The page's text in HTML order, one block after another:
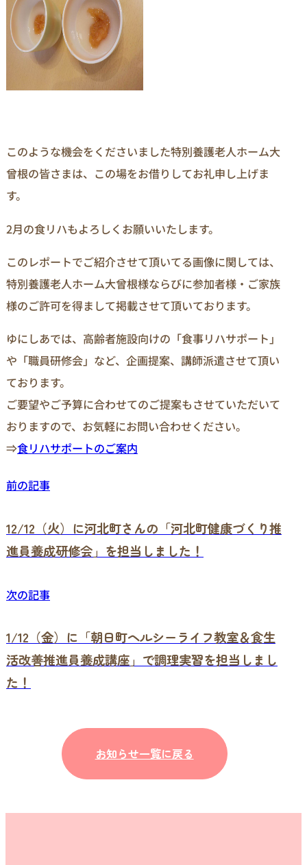
このような機会をくださいました特別養護老人ホーム大
曾根の皆さまは、この場をお借りしてお礼申し上げま
す。
2月の食リハもよろしくお願いいたします。
このレポートでご紹介させて頂いてる画像に関しては、
特別養護老人ホーム大曾根様ならびに参加者様・ご家族
様のご許可を得まして掲載させて頂いております。
ゆにしあでは、高齢者施設向けの「食事リハサポート」
や「職員研修会」など、企画提案、講師派遣させて頂い
ております。
ご要望やご予算に合わせてのご提案もさせていただいて
おりますので、お気軽にお問い合わせください。
⇒食リハサポートのご案内
前の記事
12/12（火）に河北町さんの「河北町健康づくり推
進員養成研修会」を担当しました！
次の記事
1/12（金）に「朝日町ヘルシーライフ教室＆食生
活改善推進員養成講座」で調理実習を担当しまし
た！
お知らせ一覧に戻る